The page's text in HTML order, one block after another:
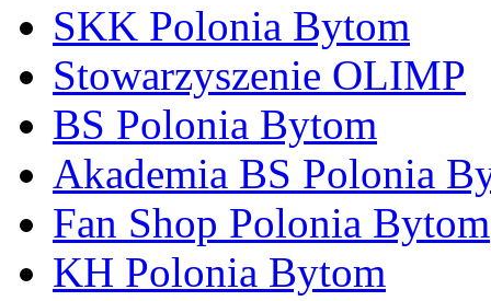
SKK Polonia Bytom
Stowarzyszenie OLIMP
BS Polonia Bytom
Akademia BS Polonia
Fan Shop Polonia Bytom
KH Polonia Bytom